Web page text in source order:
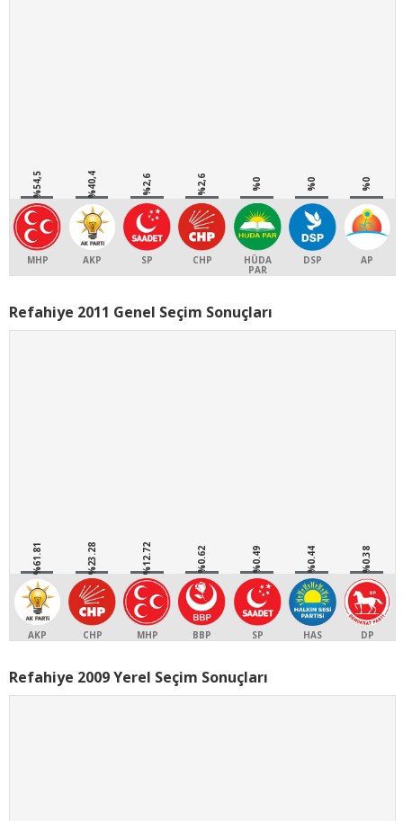
%54,5
MHP
%40,4
AKP
%2,6
SP
%2,6
CHP
%0
HÜDA
PAR
%0
DSP
%0
AP
Refahiye 2011 Genel Seçim Sonuçları
%61.81
AKP
%23.28
CHP
%12.72
MHP
%0.62
BBP
%0.49
SP
%0.44
HAS
%0.38
DP
Refahiye 2009 Yerel Seçim Sonuçları